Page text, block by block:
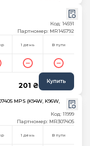
Код: 14591
Партномер: MR145792
1 день В пути
201 ₴ Купить
MPS (K94W, K96W,
Код: 11999
Партномер: MR307405
1 день В пути